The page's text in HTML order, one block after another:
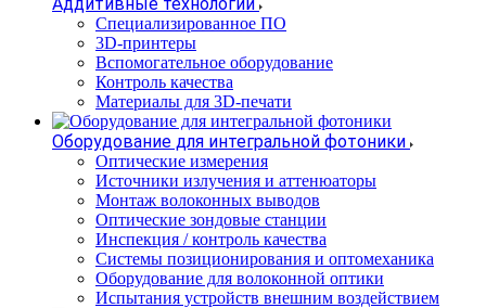
Специализированное ПО
3D-принтеры
Вспомогательное оборудование
Контроль качества
Материалы для 3D-печати
Оборудование для интегральной фотоники
Оптические измерения
Источники излучения и аттенюаторы
Монтаж волоконных выводов
Оптические зондовые станции
Инспекция / контроль качества
Системы позиционирования и оптомеханика
Оборудование для волоконной оптики
Испытания устройств внешним воздействием